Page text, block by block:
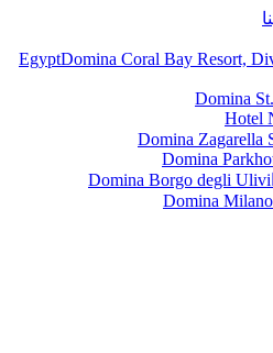
EgyptDomina Coral Bay Resort,
Domina
Hotel
Domina Zagarella
Domina
Domina Borgo degli Ulivi
Domina